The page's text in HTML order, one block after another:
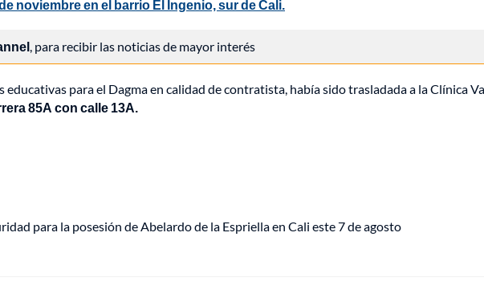
noviembre en el barrio El Ingenio, sur de Cali.
, para recibir las noticias de mayor interés
educativas para el Dagma en calidad de contratista, había sido trasladada a la Clínica
85A con calle 13A.
para la posesión de Abelardo de la Espriella en Cali este 7 de agosto